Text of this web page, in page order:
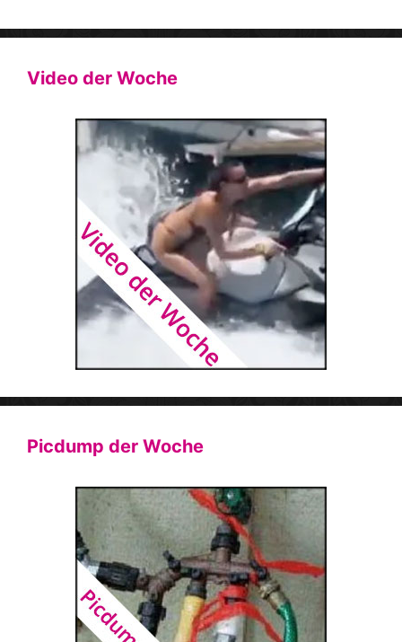
Video der Woche
Picdump der Woche